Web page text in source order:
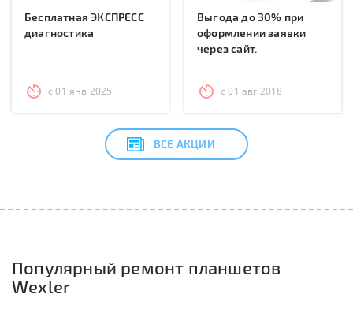
Бесплатная ЭКСПРЕСС
диагностика
с 01 янв 2025
Выгода до 30% при
оформлении заявки
через сайт.
с 01 авг 2018
ВСЕ АКЦИИ
Популярный ремонт планшетов
Wexler